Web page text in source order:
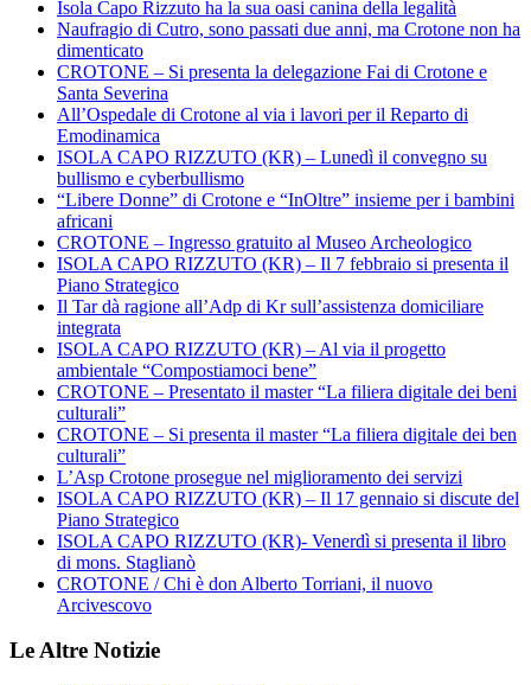
Isola Capo Rizzuto ha la sua oasi canina della legalità
Naufragio di Cutro, sono passati due anni, ma Crotone non ha
dimenticato
CROTONE – Si presenta la delegazione Fai di Crotone e
Santa Severina
All’Ospedale di Crotone al via i lavori per il Reparto di
Emodinamica
ISOLA CAPO RIZZUTO (KR) – Lunedì il convegno su
bullismo e cyberbullismo
“Libere Donne” di Crotone e “InOltre” insieme per i bambini
africani
CROTONE – Ingresso gratuito al Museo Archeologico
ISOLA CAPO RIZZUTO (KR) – Il 7 febbraio si presenta il
Piano Strategico
Il Tar dà ragione all’Adp di Kr sull’assistenza domiciliare
integrata
ISOLA CAPO RIZZUTO (KR) – Al via il progetto
ambientale “Compostiamoci bene”
CROTONE – Presentato il master “La filiera digitale dei beni
culturali”
CROTONE – Si presenta il master “La filiera digitale dei ben
culturali”
L’Asp Crotone prosegue nel miglioramento dei servizi
ISOLA CAPO RIZZUTO (KR) – Il 17 gennaio si discute del
Piano Strategico
ISOLA CAPO RIZZUTO (KR)- Venerdì si presenta il libro
di mons. Staglianò
CROTONE / Chi è don Alberto Torriani, il nuovo
Arcivescovo
Le Altre Notizie